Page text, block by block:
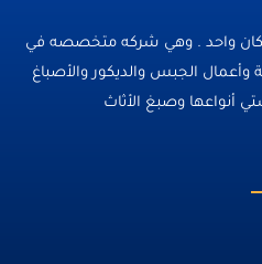
واحد . وهي شركه متخصصه في
وأعمال الجبس والديكور والأصباغ
أنواعها وصبغ الأثاث